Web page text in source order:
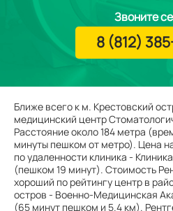
Ближе всего к м. Крестовский
медицинский центр
Расстояние около 184 метра
минуты пешком от метро). Цена
по удаленности клиника -
(пешком 19 минут). Стоимость
хороший по рейтингу центр в
остров - Военно-Медицинская
(65 минут пешком и 5.4 км).
Звоните
8 (812)